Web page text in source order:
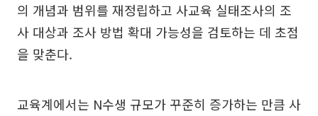
의 개념과 범위를 재정립하고 사교육 실태조사의 조
사 대상과 조사 방법 확대 가능성을 검토하는 데 초점
을 맞춘다.
교육계에서는 N수생 규모가 꾸준히 증가하는 만큼 사